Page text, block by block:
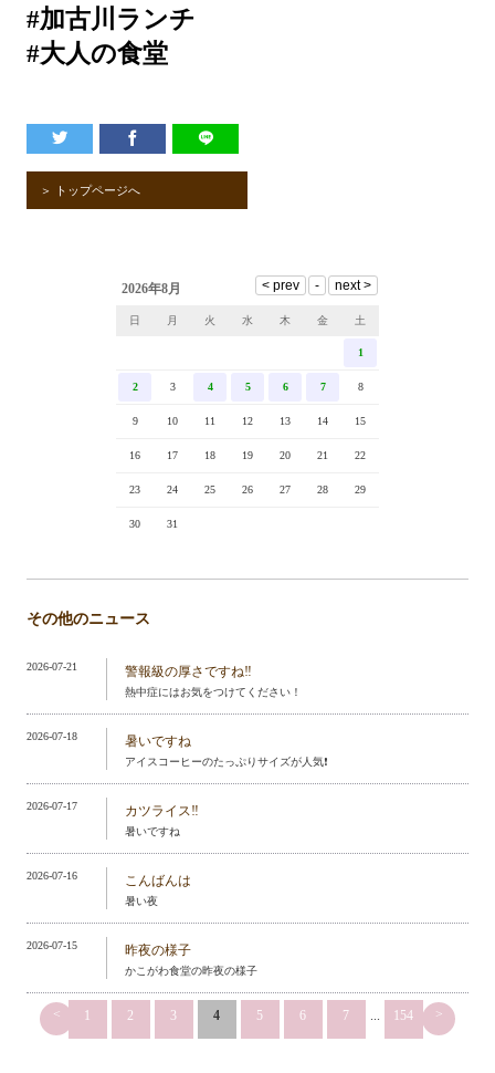
#加古川ランチ
#大人の食堂
＞ トップページへ
2026年8月
日 月 火 水 木 金 土
1
2 3 4 5 6 7 8
9 10 11 12 13 14 15
16 17 18 19 20 21 22
23 24 25 26 27 28 29
30 31
その他のニュース
2026-07-21 警報級の厚さですね‼️
熱中症にはお気をつけてください！
2026-07-18 暑いですね
アイスコーヒーのたっぷりサイズが人気❗️
2026-07-17 カツライス‼️
暑いですね
2026-07-16 こんばんは
暑い夜
2026-07-15 昨夜の様子
かこがわ食堂の昨夜の様子
< 1 2 3 4 5 6 7 ... 154 >